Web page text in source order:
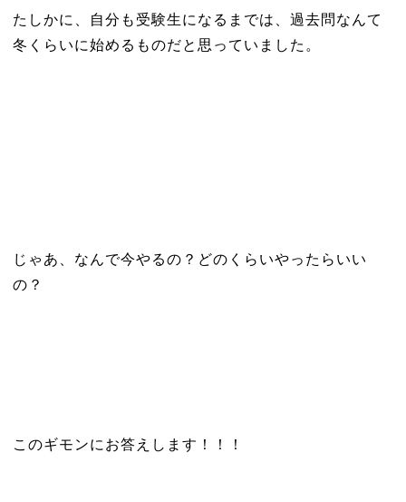
たしかに、自分も受験生になるまでは、過去問なんて
冬くらいに始めるものだと思っていました。
じゃあ、なんで今やるの？どのくらいやったらいい
の？
このギモンにお答えします！！！